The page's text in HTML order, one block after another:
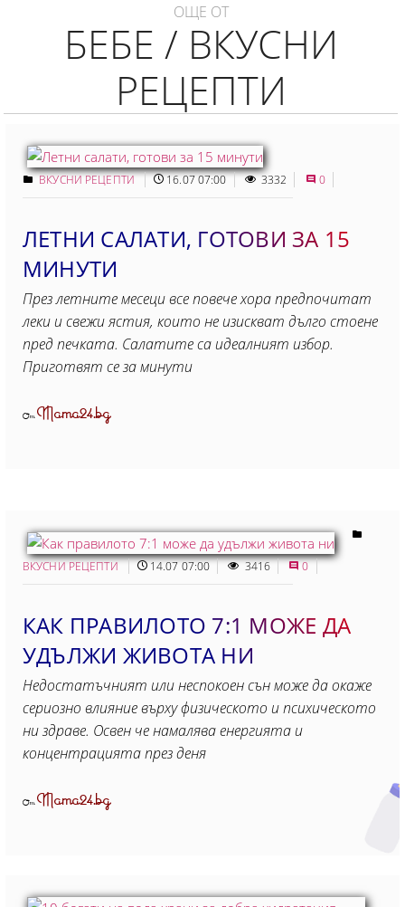
ОЩЕ ОТ
БЕБЕ / ВКУСНИ
РЕЦЕПТИ
ВКУСНИ РЕЦЕПТИ 16.07 07:00 3332 0
ЛЕТНИ САЛАТИ, ГОТОВИ ЗА 15
МИНУТИ
През летните месеци все повече хора предпочитат
леки и свежи ястия, които не изискват дълго стоене
пред печката. Салатите са идеалният избор.
Приготвят се за минути
ОтMama24.bg
ВКУСНИ РЕЦЕПТИ 14.07 07:00 3416 0
КАК ПРАВИЛОТО 7:1 МОЖЕ ДА
УДЪЛЖИ ЖИВОТА НИ
Недостатъчният или неспокоен сън може да окаже
сериозно влияние върху физическото и психическото
ни здраве. Освен че намалява енергията и
концентрацията през деня
ОтMama24.bg